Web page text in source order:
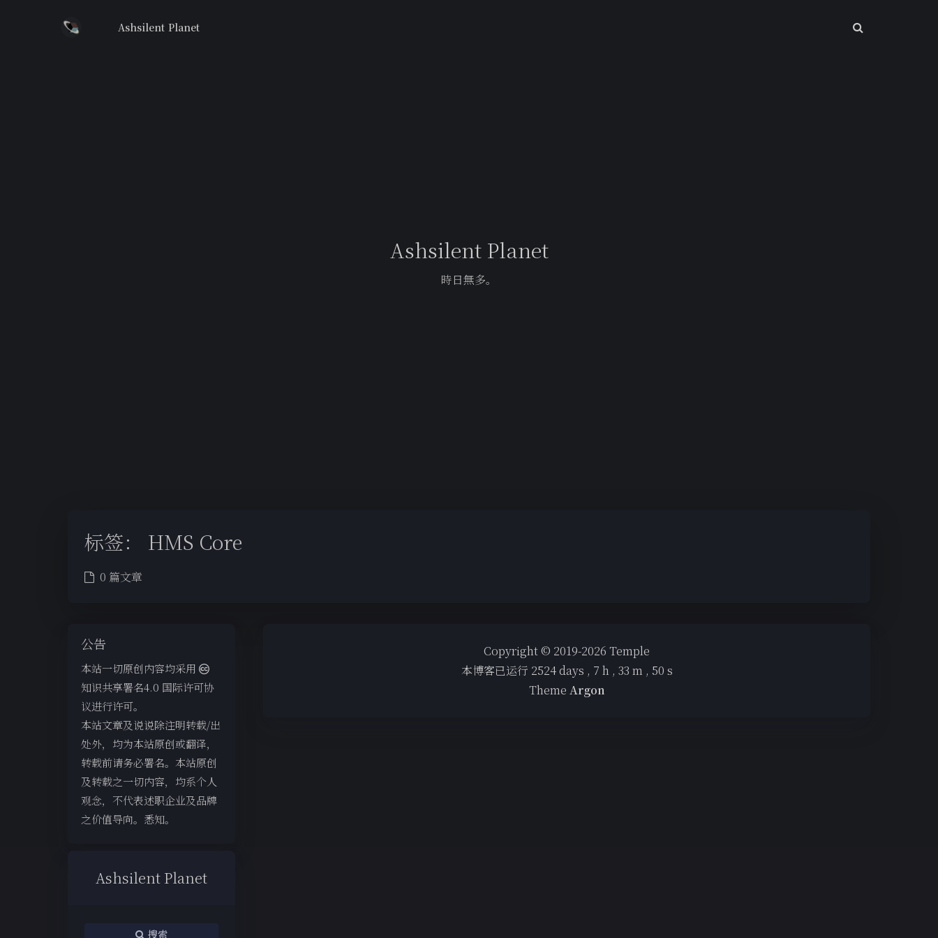
Ashsilent Planet
Ashsilent Planet
時日無多。
标签： HMS Core
0 篇文章
公告
本站一切原创内容均采用
知识共享署名4.0 国际许可协
议进行许可。
本站文章及说说除注明转载/出
处外，均为本站原创或翻译，
转载前请务必署名。本站原创
及转载之一切内容，均系个人
观念，不代表述职企业及品牌
之价值导向。悉知。
Ashsilent Planet
搜索
Copyright © 2019-2026 Temple
本博客已运行 2524days , 7 h , 33 m , 51 s
Theme Argon